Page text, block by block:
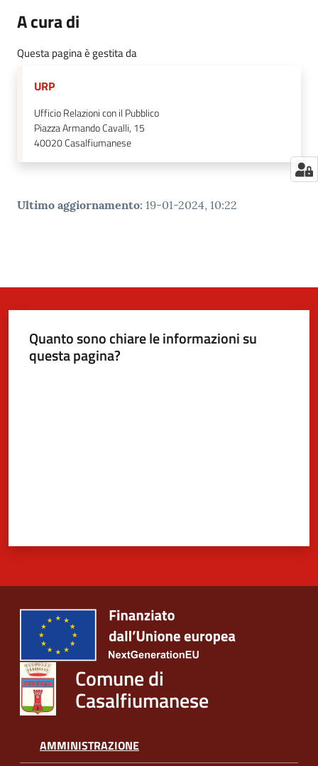
A cura di
Questa pagina è gestita da
URP
Ufficio Relazioni con il Pubblico
Piazza Armando Cavalli, 15
40020Casalfiumanese
Ultimo aggiornamento: 19-01-2024, 10:22
Quanto sono chiare le informazioni su
questa pagina?
Comune di
Casalfiumanese
AMMINISTRAZIONE